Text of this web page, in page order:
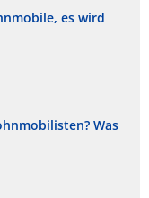
es wird
Was